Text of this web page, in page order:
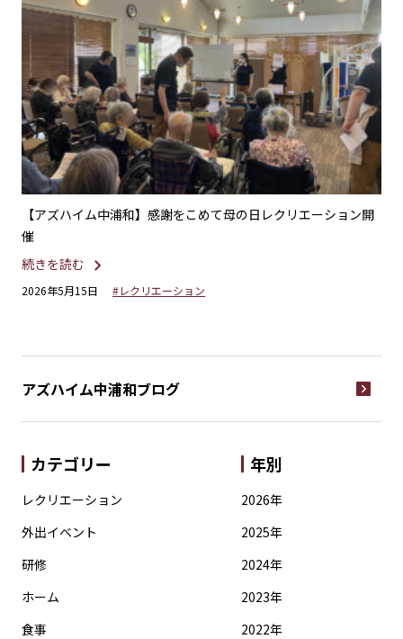
【アズハイム中浦和】感謝をこめて母の日レクリエーション開
催
続きを読む
2026年5月15日 #レクリエーション
アズハイム中浦和ブログ
カテゴリー
レクリエーション
外出イベント
研修
ホーム
食事
年別
2026年
2025年
2024年
2023年
2022年